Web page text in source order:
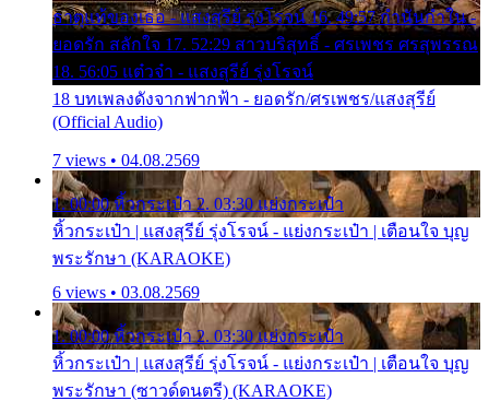
ธาตุแท้ของเธอ - แสงสุรีย์ รุ่งโรจน์ 16. 49:57 กำนันกำใน -
ยอดรัก สลักใจ 17. 52:29 สาวบริสุทธิ์ - ศรเพชร ศรสุพรรณ
18. 56:05 แต๋วจ๋า - แสงสุรีย์ รุ่งโรจน์
18 บทเพลงดังจากฟากฟ้า - ยอดรัก/ศรเพชร/แสงสุรีย์
(Official Audio)
7 views • 04.08.2569
1. 00:00 หิ้วกระเป๋า 2. 03:30 แย่งกระเป๋า
หิ้วกระเป๋า | แสงสุรีย์ รุ่งโรจน์ - แย่งกระเป๋า | เตือนใจ บุญ
พระรักษา (KARAOKE)
6 views • 03.08.2569
1. 00:00 หิ้วกระเป๋า 2. 03:30 แย่งกระเป๋า
หิ้วกระเป๋า | แสงสุรีย์ รุ่งโรจน์ - แย่งกระเป๋า | เตือนใจ บุญ
พระรักษา (ซาวด์ดนตรี) (KARAOKE)